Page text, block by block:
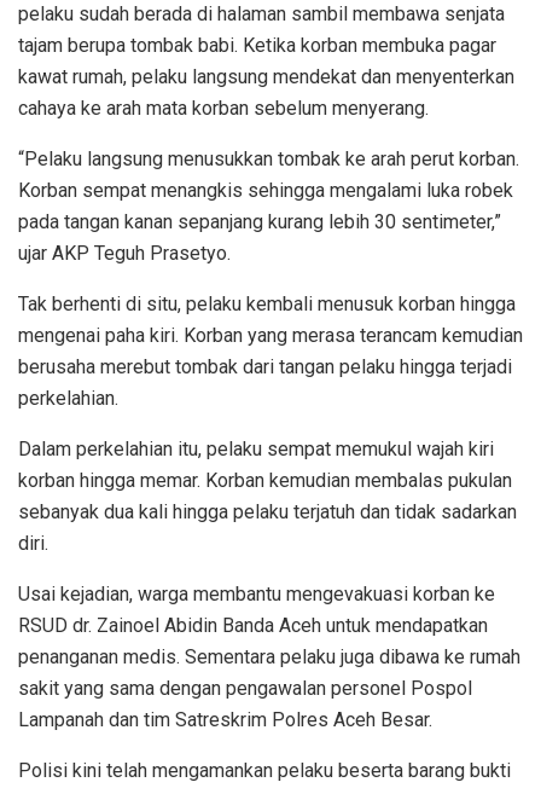
pelaku sudah berada di halaman sambil membawa senjata
tajam berupa tombak babi. Ketika korban membuka pagar
kawat rumah, pelaku langsung mendekat dan menyenterkan
cahaya ke arah mata korban sebelum menyerang.
“Pelaku langsung menusukkan tombak ke arah perut korban.
Korban sempat menangkis sehingga mengalami luka robek
pada tangan kanan sepanjang kurang lebih 30 sentimeter,”
ujar AKP Teguh Prasetyo.
Tak berhenti di situ, pelaku kembali menusuk korban hingga
mengenai paha kiri. Korban yang merasa terancam kemudian
berusaha merebut tombak dari tangan pelaku hingga terjadi
perkelahian.
Dalam perkelahian itu, pelaku sempat memukul wajah kiri
korban hingga memar. Korban kemudian membalas pukulan
sebanyak dua kali hingga pelaku terjatuh dan tidak sadarkan
diri.
Usai kejadian, warga membantu mengevakuasi korban ke
RSUD dr. Zainoel Abidin Banda Aceh untuk mendapatkan
penanganan medis. Sementara pelaku juga dibawa ke rumah
sakit yang sama dengan pengawalan personel Pospol
Lampanah dan tim Satreskrim Polres Aceh Besar.
Polisi kini telah mengamankan pelaku beserta barang bukti